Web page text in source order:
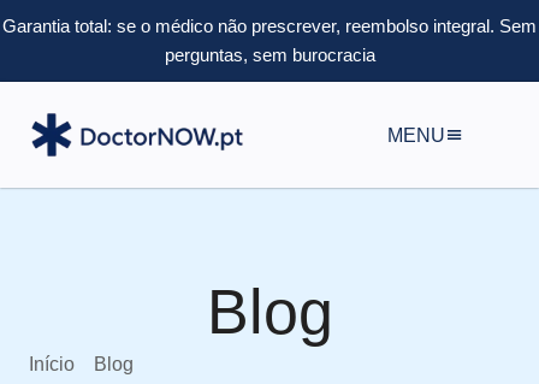
Garantia total: se o médico não prescrever, reembolso integral. Sem
perguntas, sem burocracia
MENU
Blog
Início Blog